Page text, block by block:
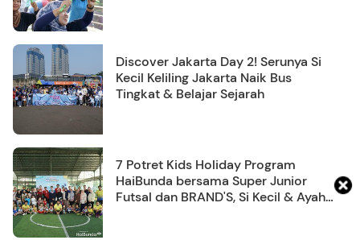
Discover Jakarta Day 2! Serunya Si
Kecil Keliling Jakarta Naik Bus
Tingkat & Belajar Sejarah
7 Potret Kids Holiday Program
HaiBunda bersama Super Junior
Futsal dan BRAND'S, Si Kecil & Ayah